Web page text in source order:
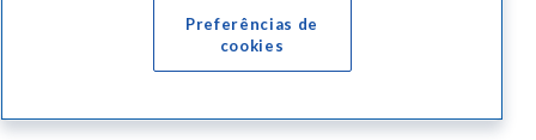
Preferências de
cookies